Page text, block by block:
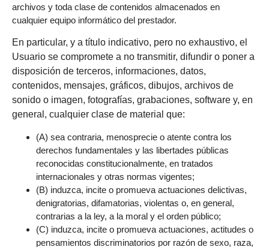
archivos y toda clase de contenidos almacenados en
cualquier equipo informático del prestador.
En particular, y a título indicativo, pero no exhaustivo, el
Usuario se compromete a no transmitir, difundir o poner a
disposición de terceros, informaciones, datos,
contenidos, mensajes, gráficos, dibujos, archivos de
sonido o imagen, fotografías, grabaciones, software y, en
general, cualquier clase de material que:
(A) sea contraria, menosprecie o atente contra los
derechos fundamentales y las libertades públicas
reconocidas constitucionalmente, en tratados
internacionales y otras normas vigentes;
(B) induzca, incite o promueva actuaciones delictivas,
denigratorias, difamatorias, violentas o, en general,
contrarias a la ley, a la moral y el orden público;
(C) induzca, incite o promueva actuaciones, actitudes o
pensamientos discriminatorios por razón de sexo, raza,